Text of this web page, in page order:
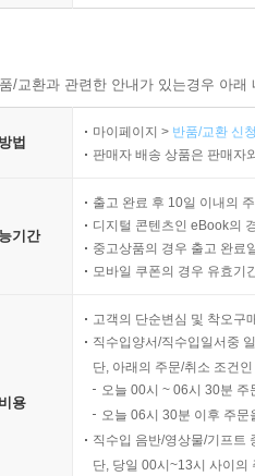
/교환과 관련한 안내가 있는경우 아
법
마이페이지 > 반품/교환 신
판매자 배송 상품은 판매자
기간
출고 완료 후 10일 이내의
디지털 콘텐츠인 eBook의
중고상품의 경우 출고 완료
모바일 쿠폰의 경우 유효기
용
고객의 단순변심 및 착오구
직수입양서/직수입일서중
단, 아래의 주문/취소 조건
오늘 00시 ~ 06시 30분
오늘 06시 30분 이후 주
직수입 음반/영상물/기프트
단, 당일 00시~13시 사이의